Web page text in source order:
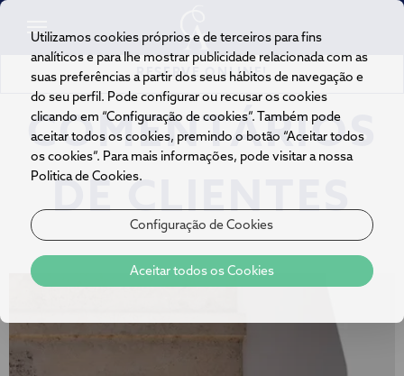
RESERVE ONLINE!
COMENTÁRIOS
DE CLIENTES
Utilizamos cookies próprios e de terceiros para fins
analíticos e para lhe mostrar publicidade relacionada com as
suas preferências a partir dos seus hábitos de navegação e
do seu perfil. Pode configurar ou recusar os cookies
clicando em “Configuração de cookies”. Também pode
aceitar todos os cookies, premindo o botão “Aceitar todos
os cookies”. Para mais informações, pode visitar a nossa
Politica de Cookies.
Configuração de Cookies
Aceitar todos os Cookies